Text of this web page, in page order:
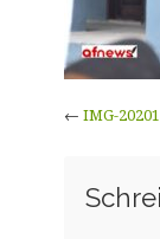
← IMG-